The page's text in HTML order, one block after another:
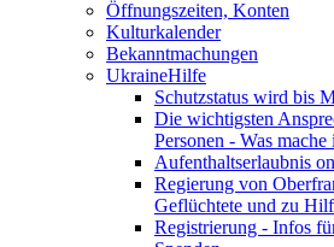
Öffnungszeiten, Konten
Kulturkalender
Bekanntmachungen
UkraineHilfe
Schutzstatus wird bis
Die wichtigsten
Personen - Was
Aufenthaltserlaubnis
Regierung von
Geflüchtete und zu
Registrierung - Infos